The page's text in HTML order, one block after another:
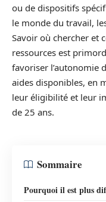
ou de dispositifs
le monde du travail,
Savoir où chercher et
ressources est
favoriser l’autonomie
aides disponibles, en
leur éligibilité et leur
de 25 ans.
Sommaire
Pourquoi il est plus